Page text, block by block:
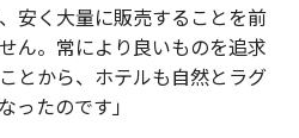
安く大量に販売することを前
ん。常により良いものを追求
とから、ホテルも自然とラグ
ったのです」